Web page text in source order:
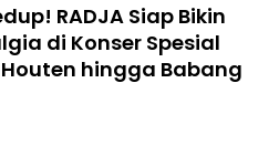
RADJA Siap Bikin
di Konser Spesial
hingga Babang